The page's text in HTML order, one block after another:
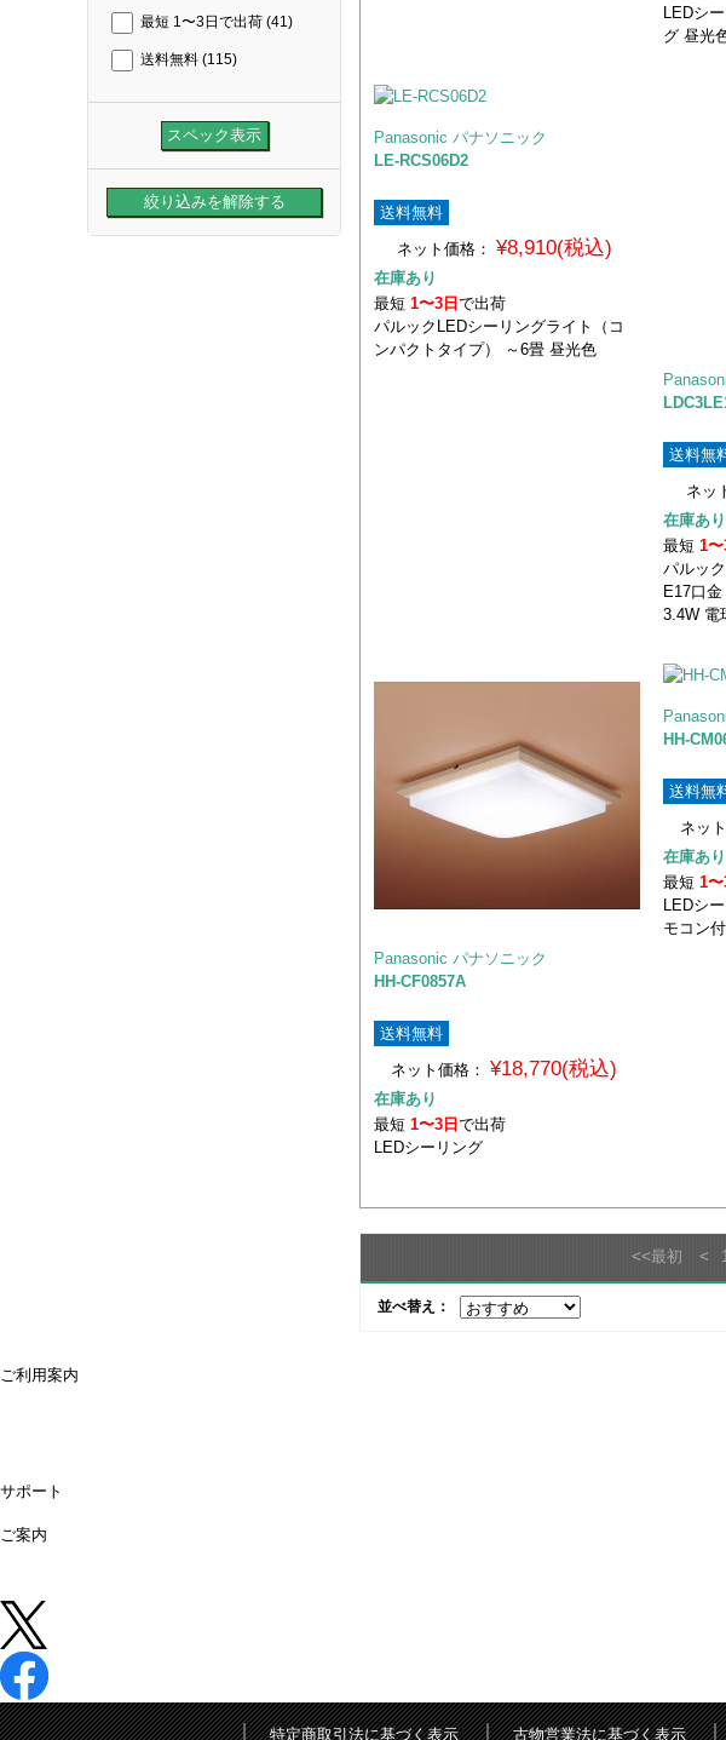
最短 1〜3日で出荷 (41)
送料無料 (115)
LEDシ
グ 昼光
Panasonic パナソニック
LE-RCS06D2
送料無料
ネット価格： ¥8,910(税込)
在庫あり
最短 1〜3日 で出荷
パルックLEDシーリングライト（コ
ンパクトタイプ） ～6畳 昼光色
送料無
ネッ
在庫あり
最短1
パルッ
E17口
3.4W 電
Panasonic パナソニック
HH-CF0857A
送料無料
ネット価格：
¥18,770(税込)
在庫あり
最短 1〜3日 で出荷
LEDシーリング
HH-
送料無
ネッ
在庫あり
最短1
LEDシ
モコン
<<最初 <
並べ替え：
ご利用案内
サポート
ご案内
特定商取引法に基づく表示 古物営業法に基づく表示